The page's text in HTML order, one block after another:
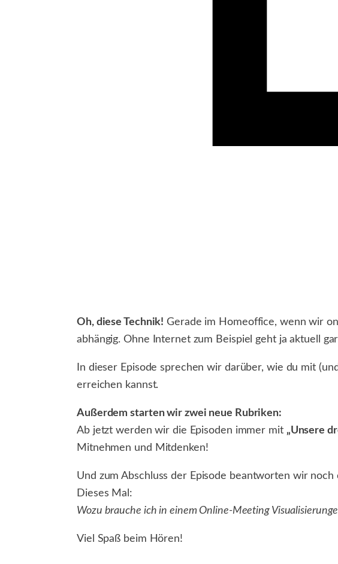
Oh, diese Technik! Gerade im Homeoffice, wenn wir
abhängig. Ohne Internet zum Beispiel geht ja aktuell
In dieser Episode sprechen wir darüber, wie du mit
erreichen kannst.
Außerdem starten wir zwei neue Rubriken:
Ab jetzt werden wir die Episoden immer mit „Unsere
Mitnehmen und Mitdenken!
Und zum Abschluss der Episode beantworten wir
Dieses Mal:
Wozu brauche ich in einem Online-Meeting
Viel Spaß beim Hören!